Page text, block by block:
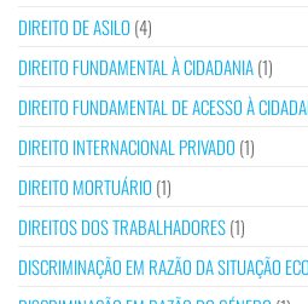
DIREITO DE ASILO (4)
DIREITO FUNDAMENTAL À CIDADANIA(1)
DIREITO FUNDAMENTAL DE ACESSO À
DIREITO INTERNACIONAL PRIVADO (1)
DIREITO MORTUÁRIO (1)
DIREITOS DOS TRABALHADORES(1)
DISCRIMINAÇÃO EM RAZÃO DA SITUAÇÃO